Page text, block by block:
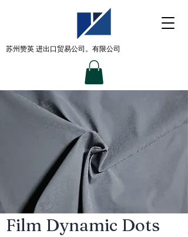
苏州赞英进出口贸易公司。有限公司
Film Dynamic Dots